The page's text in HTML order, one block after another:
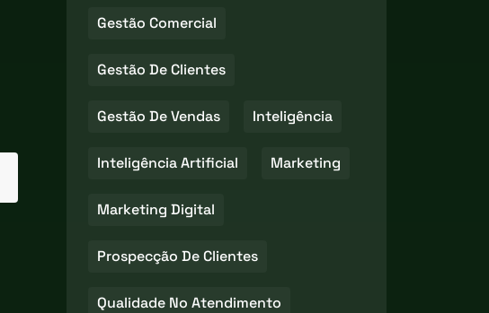
Gestão Comercial
Gestão De Clientes
Gestão De Vendas Inteligência
Inteligência Artificial Marketing
Marketing Digital
Prospecção De Clientes
Qualidade No Atendimento